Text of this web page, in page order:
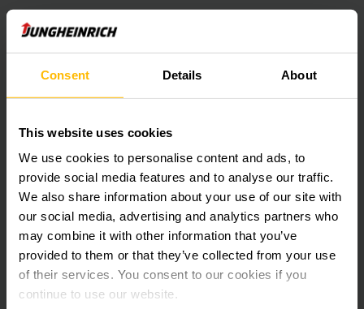
Consent Details About
This website uses cookies
We use cookies to personalise content and ads, to
provide social media features and to analyse our traffic.
We also share information about your use of our site with
our social media, advertising and analytics partners who
may combine it with other information that you’ve
provided to them or that they’ve collected from your use
of their services. You consent to our cookies if you
continue to use our website.
La nueva solución de almacén de Jungheinrich también
mejora la ruta de transporte desde la producción, con este
fin, el experto en intralogística con sede en Hamburgo ha
transporte existentes: un sistema de conveyors
automatizados es ahora el corazón de Radzymin. Transporta
almacenamiento disponibles, tanto en el nuevo almacén de
pallets como en los almacenes automáticos. El concepto de
intralogística personalizado de Jungheinrich permite un flujo
óptimo de materiales entre las diferentes áreas de la planta.
Szymon Matulka, director de ingeniería de la BU para Polonia
y países bálticos en Coca-Cola HBC: “La instalación es algo
especial para nosotros. Con el almacén automático de
pallets y las rutas de transporte mejoradas, estamos
estableciendo estándares en términos de eficiencia y